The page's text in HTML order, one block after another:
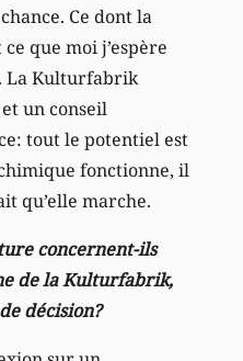
Ce dont la
que moi j’espère
La Kulturfabrik
un conseil
tout le potentiel est
fonctionne, il
qu’elle marche.
concernent-ils
de la Kulturfabrik,
décision?